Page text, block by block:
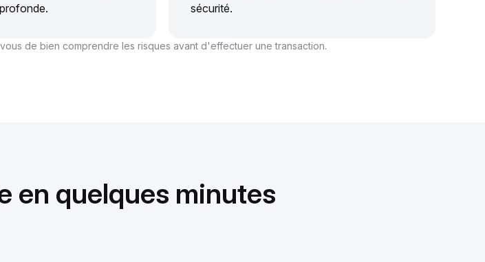
sécurité.
de bien comprendre les risques avant d'effectuer une transaction.
en quelques minutes